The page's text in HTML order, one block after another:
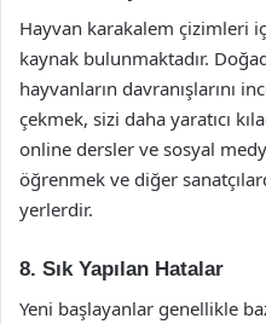
Hayvan karakalem çizimleri
kaynak bulunmaktadır.
hayvanların davranışlarını
çekmek, sizi daha yaratıcı
online dersler ve sosyal
öğrenmek ve diğer
yerlerdir.
8. Sık Yapılan Hatalar
Yeni başlayanlar genellikle